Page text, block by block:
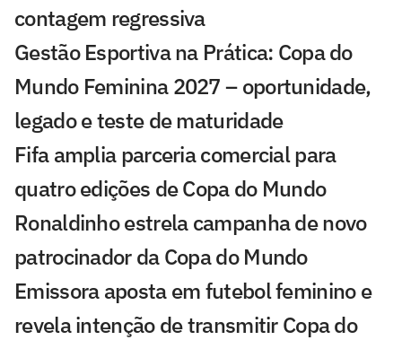
contagem regressiva
Gestão Esportiva na Prática: Copa do
Mundo Feminina 2027 – oportunidade,
legado e teste de maturidade
Fifa amplia parceria comercial para
quatro edições de Copa do Mundo
Ronaldinho estrela campanha de novo
patrocinador da Copa do Mundo
Emissora aposta em futebol feminino e
revela intenção de transmitir Copa do